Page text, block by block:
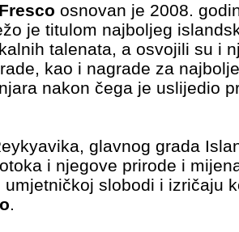
osnovan je 2008.
je titulom najboljeg
talenata, a osvojili su i
kao i nagrade za
nakon čega je uslijedio
glavnog grada
i njegove prirode i
umjetničkoj slobodi i izričaju
.